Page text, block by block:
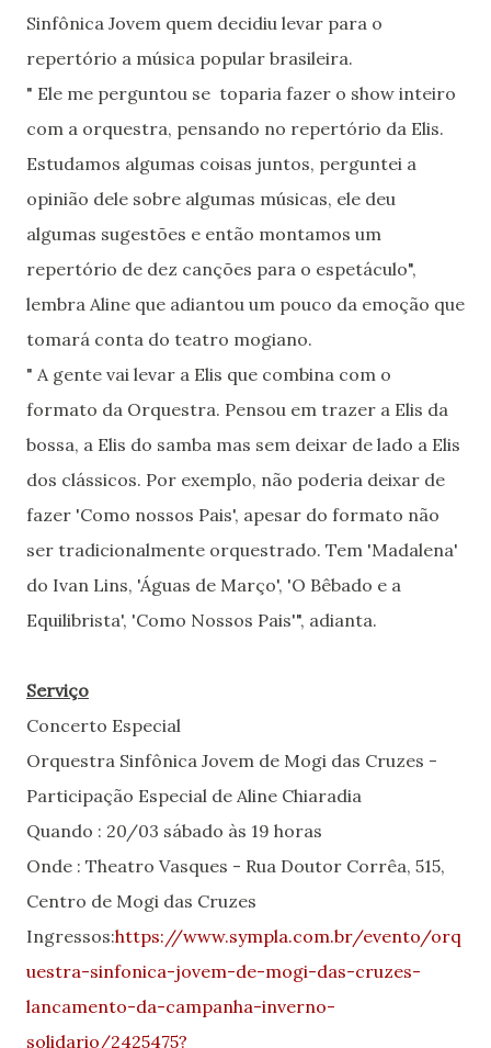
Sinfônica Jovem quem decidiu levar para o
repertório a música popular brasileira.
" Ele me perguntou se toparia fazer o show inteiro
com a orquestra, pensando no repertório da Elis.
Estudamos algumas coisas juntos, perguntei a
opinião dele sobre algumas músicas, ele deu
algumas sugestões e então montamos um
repertório de dez canções para o espetáculo",
lembra Aline que adiantou um pouco da emoção que
tomará conta do teatro mogiano.
" A gente vai levar a Elis que combina com o
formato da Orquestra. Pensou em trazer a Elis da
bossa, a Elis do samba mas sem deixar de lado a Elis
dos clássicos. Por exemplo, não poderia deixar de
fazer 'Como nossos Pais', apesar do formato não
ser tradicionalmente orquestrado. Tem 'Madalena'
do Ivan Lins, 'Águas de Março', 'O Bêbado e a
Equilibrista', 'Como Nossos Pais'", adianta.
Serviço
Concerto Especial
Orquestra Sinfônica Jovem de Mogi das Cruzes -
Participação Especial de Aline Chiaradia
Quando : 20/03 sábado às 19 horas
Onde : Theatro Vasques - Rua Doutor Corrêa, 515,
Centro de Mogi das Cruzes
Ingressos:https://www.sympla.com.br/evento/orq
uestra-sinfonica-jovem-de-mogi-das-cruzes-
lancamento-da-campanha-inverno-
solidario/2425475?